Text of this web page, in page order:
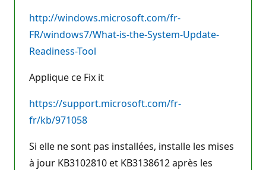
http://windows.microsoft.com/fr-
FR/windows7/What-is-the-System-Update-
Readiness-Tool
Applique ce Fix it
https://support.microsoft.com/fr-
fr/kb/971058
Si elle ne sont pas installées, installe les mises
à jour KB3102810 et KB3138612 après les